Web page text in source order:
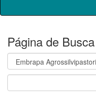
Página de Busca